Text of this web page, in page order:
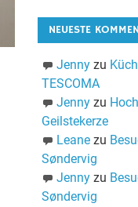
NEUESTE
Jennyzu
TESCOMA
Jennyzu
Geilstekerze
Leanezu
Søndervig
Jennyzu
Søndervig